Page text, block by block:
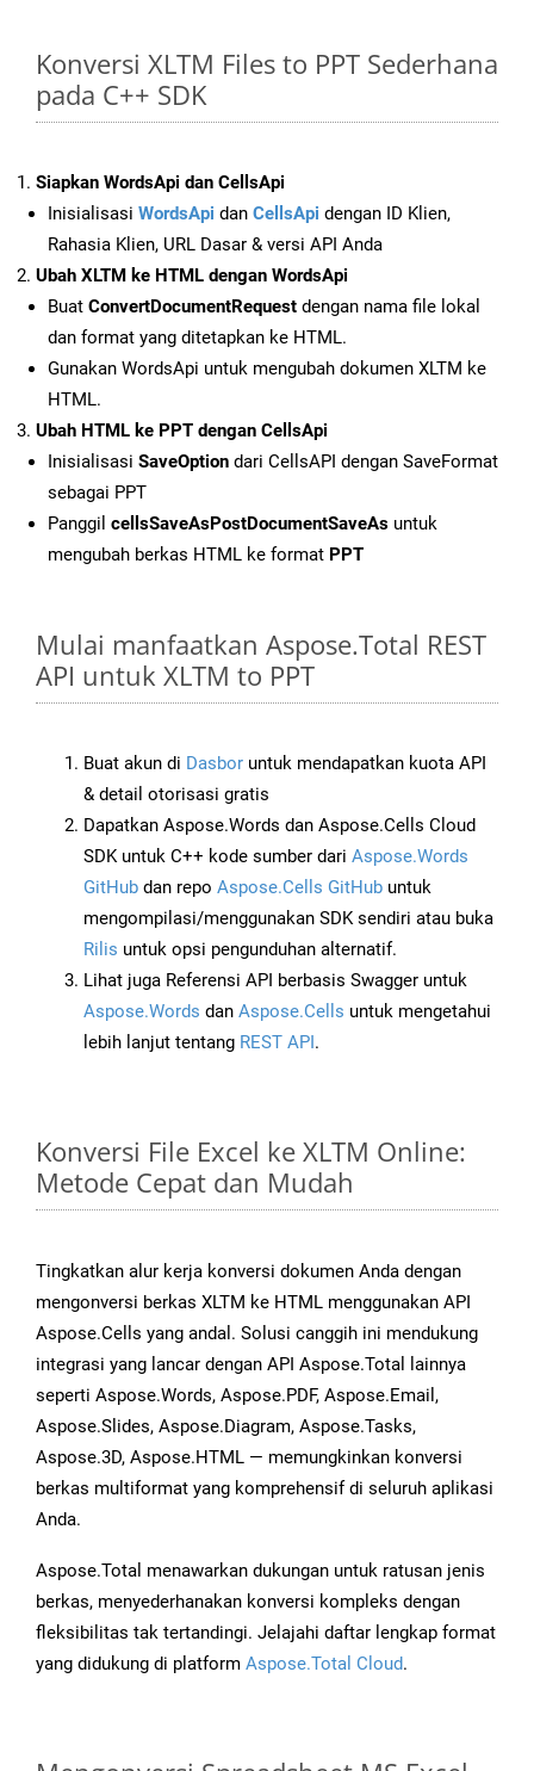
Konversi XLTM Files to PPT Sederhana
pada C++ SDK
Siapkan WordsApi dan CellsApi
Inisialisasi WordsApi dan CellsApi dengan ID Klien,
Rahasia Klien, URL Dasar & versi API Anda
Ubah XLTM ke HTML dengan WordsApi
Buat ConvertDocumentRequest dengan nama file lokal
dan format yang ditetapkan ke HTML.
Gunakan WordsApi untuk mengubah dokumen XLTM ke
HTML.
Ubah HTML ke PPT dengan CellsApi
Inisialisasi SaveOption dari CellsAPI dengan SaveFormat
sebagai PPT
Panggil cellsSaveAsPostDocumentSaveAs untuk
mengubah berkas HTML ke format PPT
Mulai manfaatkan Aspose.Total REST
API untuk XLTM to PPT
Buat akun di Dasbor untuk mendapatkan kuota API
& detail otorisasi gratis
Dapatkan Aspose.Words dan Aspose.Cells Cloud
SDK untuk C++ kode sumber dari Aspose.Words
GitHub dan repo Aspose.Cells GitHub untuk
mengompilasi/menggunakan SDK sendiri atau buka
Rilis untuk opsi pengunduhan alternatif.
Lihat juga Referensi API berbasis Swagger untuk
Aspose.Words dan Aspose.Cells untuk mengetahui
lebih lanjut tentang REST API.
Konversi File Excel ke XLTM Online:
Metode Cepat dan Mudah
Tingkatkan alur kerja konversi dokumen Anda dengan
mengonversi berkas XLTM ke HTML menggunakan API
Aspose.Cells yang andal. Solusi canggih ini mendukung
integrasi yang lancar dengan API Aspose.Total lainnya
seperti Aspose.Words, Aspose.PDF, Aspose.Email,
Aspose.Slides, Aspose.Diagram, Aspose.Tasks,
Aspose.3D, Aspose.HTML — memungkinkan konversi
berkas multiformat yang komprehensif di seluruh aplikasi
Anda.
Aspose.Total menawarkan dukungan untuk ratusan jenis
berkas, menyederhanakan konversi kompleks dengan
fleksibilitas tak tertandingi. Jelajahi daftar lengkap format
yang didukung di platform Aspose.Total Cloud.